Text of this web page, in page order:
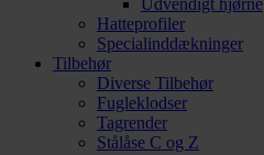
Hatteprofiler
Specialinddækninger
Tilbehør
Diverse Tilbehør
Fugleklodser
Tagrender
Stålåse C og Z